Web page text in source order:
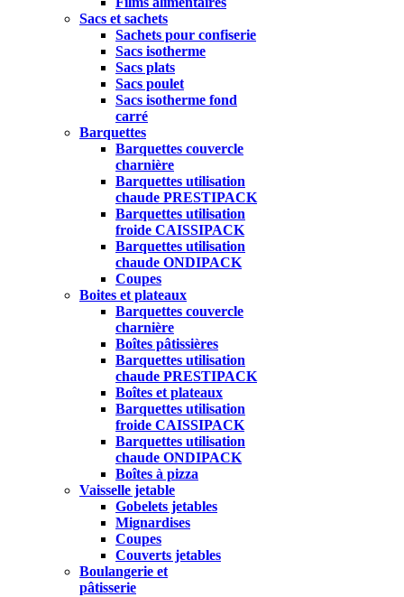
Sacs et sachets
Sachets pour confiserie
Sacs isotherme
Sacs plats
Sacs poulet
Sacs isotherme fond
carré
Barquettes
Barquettes couvercle
charnière
Barquettes utilisation
chaude PRESTIPACK
Barquettes utilisation
froide CAISSIPACK
Barquettes utilisation
chaude ONDIPACK
Coupes
Boites et plateaux
Barquettes couvercle
charnière
Boîtes pâtissières
Barquettes utilisation
chaude PRESTIPACK
Boîtes et plateaux
Barquettes utilisation
froide CAISSIPACK
Barquettes utilisation
chaude ONDIPACK
Boîtes à pizza
Vaisselle jetable
Gobelets jetables
Mignardises
Coupes
Couverts jetables
Boulangerie et
pâtisserie